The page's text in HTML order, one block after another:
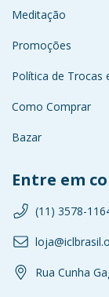
Meditação
Promoções
Política de Trocas
Como Comprar
Bazar
Entre em
(11) 3578-
Rua Cunha